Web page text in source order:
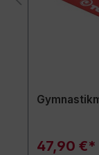
47,90 €*